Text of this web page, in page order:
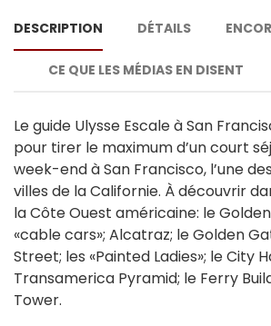
DESCRIPTION DÉTAILS
CE QUE LES MÉDIAS EN DISENT
Le guide Ulysse Escale à San
pour tirer le maximum d’un court
week-end à San Francisco, l’une
villes de la Californie. À découvrir
la Côte Ouest américaine: le
«cable cars»; Alcatraz; le Golden
Street; les «Painted Ladies»; le City
Transamerica Pyramid; le Ferry
Tower.